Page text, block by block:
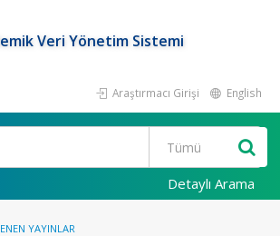
Veri Yönetim Sistemi
Araştırmacı Girişi English
Detaylı Arama
YAYINLAR